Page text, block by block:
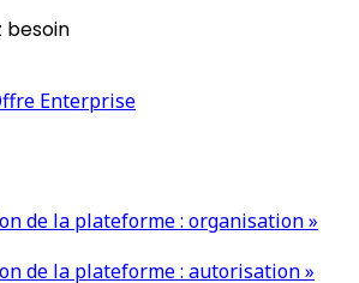
besoin
Enterprise
de la plateforme : organisation »
de la plateforme : autorisation »